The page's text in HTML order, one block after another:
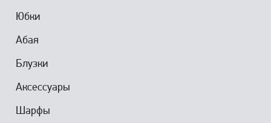
Юбки
Абая
Блузки
Аксессуары
Шарфы